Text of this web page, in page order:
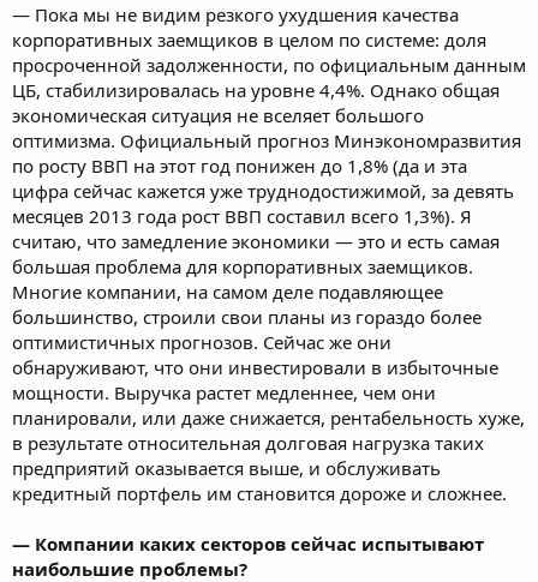
― Пока мы не видим резкого ухудшения качества
корпоративных заемщиков в целом по системе: доля
просроченной задолженности, по официальным данным
ЦБ, стабилизировалась на уровне 4,4%. Однако общая
экономическая ситуация не вселяет большого
оптимизма. Официальный прогноз Минэкономразвития
по росту ВВП на этот год понижен до 1,8% (да и эта
цифра сейчас кажется уже труднодостижимой, за девять
месяцев 2013 года рост ВВП составил всего 1,3%). Я
считаю, что замедление экономики ― это и есть самая
большая проблема для корпоративных заемщиков.
Многие компании, на самом деле подавляющее
большинство, строили свои планы из гораздо более
оптимистичных прогнозов. Сейчас же они
обнаруживают, что они инвестировали в избыточные
мощности. Выручка растет медленнее, чем они
планировали, или даже снижается, рентабельность хуже,
в результате относительная долговая нагрузка таких
предприятий оказывается выше, и обслуживать
кредитный портфель им становится дороже и сложнее.
― Компании каких секторов сейчас испытывают
наибольшие проблемы?